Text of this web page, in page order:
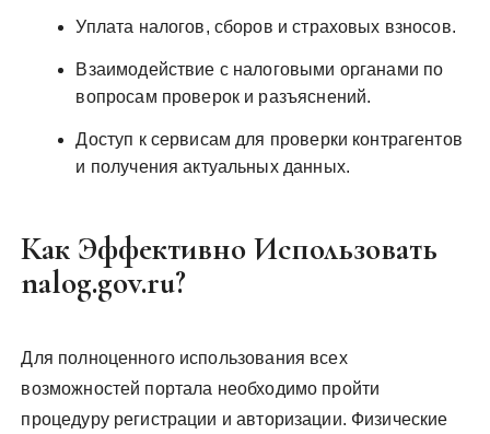
Уплата налогов, сборов и страховых взносов.
Взаимодействие с налоговыми органами по
вопросам проверок и разъяснений.
Доступ к сервисам для проверки контрагентов
и получения актуальных данных.
Как Эффективно Использовать
nalog.gov.ru?
Для полноценного использования всех
возможностей портала необходимо пройти
процедуру регистрации и авторизации. Физические